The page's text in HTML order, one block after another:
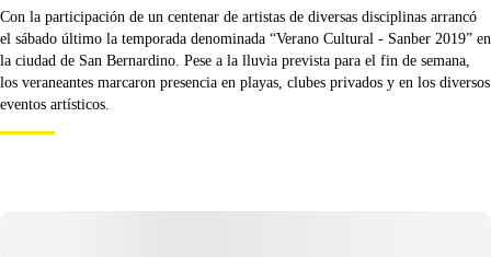
Con la participación de un centenar de artistas de diversas disciplinas arrancó
el sábado último la temporada denominada “Verano Cultural - Sanber 2019” en
la ciudad de San Bernardino. Pese a la lluvia prevista para el fin de semana,
los veraneantes marcaron presencia en playas, clubes privados y en los diversos
eventos artísticos.